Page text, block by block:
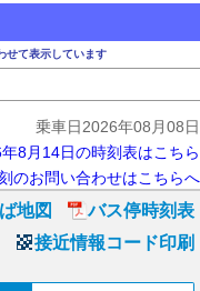
せて表示しています
乗車日2026年08月08日
8月14日の時刻表はこちら
のお問い合わせはこちらへ
地図
バス停時刻表
接近情報コード印刷